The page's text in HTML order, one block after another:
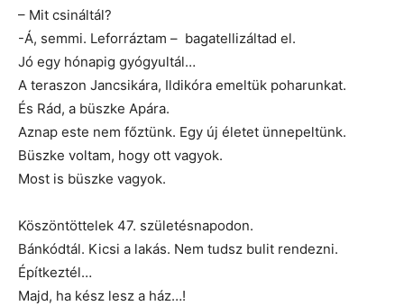
– Mit csináltál?
-Á, semmi. Leforráztam – bagatellizáltad el.
Jó egy hónapig gyógyultál…
A teraszon Jancsikára, Ildikóra emeltük poharunkat.
És Rád, a büszke Apára.
Aznap este nem főztünk. Egy új életet ünnepeltünk.
Büszke voltam, hogy ott vagyok.
Most is büszke vagyok.
Köszöntöttelek 47. születésnapodon.
Bánkódtál. Kicsi a lakás. Nem tudsz bulit rendezni.
Építkeztél…
Majd, ha kész lesz a ház…!